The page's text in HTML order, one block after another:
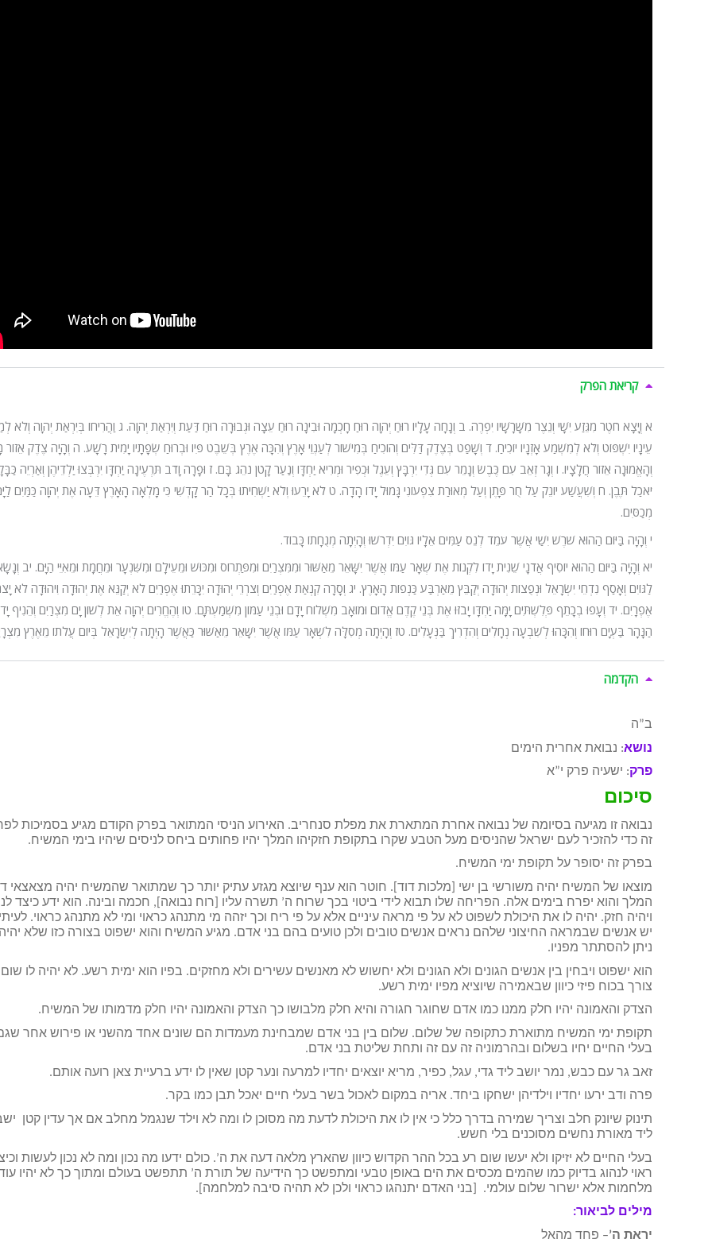
קריאת הפרק
א וְיָצָא חֹטֶר מִגֵּזַע יִשָׁי וְנֵצֶר מִשָּׁרָשָׁיו יִפְרֶה. ב וְנָחָה עָלָיו רוּחַ יְהוָה רוּחַ חָכְמָה וּבִינָה רוּחַ עֵצָה וּגְבוּרָה רוּחַ דַּעַת וְיִרְאַת יְהוָה. ג וַהֲרִיחוֹ בְּיִרְאַת יְהוָה וְלֹא
עֵינָיו יִשְׁפּוֹט וְלֹא לְמִשְׁמַע אָזְנָיו יוֹכִיחַ. ד וְשָׁפַט בְּצֶדֶק דַּלִּים וְהוֹכִיחַ בְּמִישׁוֹר לְעַנְוֵי אָרֶץ וְהִכָּה אֶרֶץ בְּשֵׁבֶט פִּיו וּבְרוּחַ שְׂפָתָיו יָמִית רָשָׁע. ה וְהָיָה צֶדֶק אֵזוֹר
וְהָאֱמוּנָה אֵזוֹר חֲלָצָיו. ו וְגָר זְאֵב עִם כֶּבֶשׂ וְנָמֵר עִם גְּדִי יִרְבָּץ וְעֵגֶל וּכְפִיר וּמְרִיא יַחְדָּו וְנַעַר קָטֹן נֹהֵג בָּם.ז וּפָרָה וָדֹב תִּרְעֶינָה יַחְדָּו יִרְבְּצוּ יַלְדֵיהֶן וְאַרְיֵה
יֹאכַל תֶּבֶן. ח וְשִׁעֲשַׁע יוֹנֵק עַל חֻר פָּתֶן וְעַל מְאוּרַת צִפְעוֹנִי גָּמוּל יָדוֹ הָדָה. ט לֹא יָרֵעוּ וְלֹא יַשְׁחִיתוּ בְּכָל הַר קָדְשִׁי כִּי מָלְאָה הָאָרֶץ דֵּעָה אֶת יְהוָה כַּמַּיִם
מְכַסִּים.
י וְהָיָה בַּיּוֹם הַהוּא שֹׁרֶשׁ יִשַׁי אֲשֶׁר עֹמֵד לְנֵס עַמִּים אֵלָיו גּוֹיִם יִדְרֹשׁוּ וְהָיְתָה מְנֻחָתוֹ כָּבוֹד.
יא וְהָיָה בַּיּוֹם הַהוּא יוֹסִיף אֲדֹנָי שֵׁנִית יָדוֹ לִקְנוֹת אֶת שְׁאָר עַמּוֹ אֲשֶׁר יִשָּׁאֵר מֵאַשּׁוּר וּמִמִּצְרַיִם וּמִפַּתְרוֹס וּמִכּוּשׁ וּמֵעֵילָם וּמִשִּׁנְעָר וּמֵחֲמָת וּמֵאִיֵּי הַיָּם. יב
לַגּוֹיִם וְאָסַף נִדְחֵי יִשְׂרָאֵל וּנְפֻצוֹת יְהוּדָה יְקַבֵּץ מֵאַרְבַּע כַּנְפוֹת הָאָרֶץ. יג וְסָרָה קִנְאַת אֶפְרַיִם וְצֹרְרֵי יְהוּדָה יִכָּרֵתוּ אֶפְרַיִם לֹא יְקַנֵּא אֶת יְהוּדָה וִיהוּדָה לֹא
אֶפְרָיִם. יד וְעָפוּ בְכָתֵף פְּלִשְׁתִּים יָמָּה יַחְדָּו יָבֹזּוּ אֶת בְּנֵי קֶדֶם אֱדוֹם וּמוֹאָב מִשְׁלוֹח יָדָם וּבְנֵי עַמּוֹן מִשְׁמַעְתָּם. טו וְהֶחֱרִים יְהוָה אֵת לְשׁוֹן יָם מִצְרַיִם וְהֵנִיף
הַנָּהָר בַּעְיָם רוּחוֹ וְהִכָּהוּ לְשִׁבְעָה נְחָלִים וְהִדְרִיךְ בַּנְּעָלִים. טז וְהָיְתָה מְסִלָּה לִשְׁאָר עַמּוֹ אֲשֶׁר יִשָּׁאֵר מֵאַשּׁוּר כַּאֲשֶׁר הָיְתָה לְיִשְׂרָאֵל בְּיוֹם עֲלֹתוֹ מֵאֶרֶץ
הקדמה
ב”ה
נושא: נבואת אחרית הימים
פרק: ישעיה פרק י”א
סיכום
נבואה זו מגיעה בסיומה של נבואה אחרת המתארת את מפלת סנחריב. האירוע הניסי המתואר בפרק הקודם מגיע בסמיכות
זה כדי להזכיר לעם ישראל שהניסים מעל הטבע שקרו בתקופת חזקיהו המלך יהיו פחותים ביחס לניסים שיהיו בימי המשיח.
בפרק זה יסופר על תקופת ימי המשיח.
מוצאו של המשיח יהיה משורשי בן ישי [מלכות דוד]. חוטר הוא ענף שיוצא מגזע עתיק יותר כך שמתואר שהמשיח יהיה מצאצאי
המלך והוא יפרח בימים אלה. הפריחה שלו תבוא לידי ביטוי בכך שרוח ה’ תשרה עליו [רוח נבואה], חכמה ובינה. הוא ידע כיצד
ויהיה חזק. יהיה לו את היכולת לשפוט לא על פי מראה עיניים אלא על פי ריח וכך יזהה מי מתנהג כראוי ומי לא מתנהג כראוי.
יש אנשים שבמראה החיצוני שלהם נראים אנשים טובים ולכן טועים בהם בני אדם. מגיע המשיח והוא ישפוט בצורה כזו שלא
ניתן להסתתר מפניו.
הוא ישפוט ויבחין בין אנשים הגונים ולא הגונים ולא יחשוש לא מאנשים עשירים ולא מחזקים. בפיו הוא ימית רשע. לא יהיה לו שום
צורך בכוח פיזי כיוון שבאמירה שיוציא מפיו ימית רשע.
הצדק והאמונה יהיו חלק ממנו כמו אדם שחוגר חגורה והיא חלק מלבושו כך הצדק והאמונה יהיו חלק מדמותו של המשיח.
תקופת ימי המשיח מתוארת כתקופה של שלום. שלום בין בני אדם שמבחינת מעמדות הם שונים אחד מהשני או פירוש אחר
בעלי החיים יחיו בשלום ובהרמוניה זה עם זה ותחת שליטת בני אדם.
זאב גר עם כבש, נמר יושב ליד גדי, עגל, כפיר, מריא יוצאים יחדיו למרעה ונער קטן שאין לו ידע ברעיית צאן רועה אותם.
פרה ודב ירעו יחדיו וילדיהן ישחקו ביחד. אריה במקום לאכול בשר בעלי חיים יאכל תבן כמו בקר.
תינוק שיונק חלב וצריך שמירה בדרך כלל כי אין לו את היכולת לדעת מה מסוכן לו ומה לא וילד שנגמל מחלב אם אך עדין קטן
ליד מאורת נחשים מסוכנים בלי חשש.
בעלי החיים לא יזיקו ולא יעשו שום רע בכל ההר הקדוש כיוון שהארץ מלאה דעה את ה’. כולם ידעו מה נכון ומה לא נכון לעשות
ראוי לנהוג בדיוק כמו שהמים מכסים את הים באופן טבעי ומתפשט כך הידיעה של תורת ה’ תתפשט בעולם ומתוך כך לא יהיו
מלחמות אלא ישרור שלום עולמי. [בני האדם יתנהגו כראוי ולכן לא תהיה סיבה למלחמה].
מילים לביאור:
יראת ה’– פחד מהאל